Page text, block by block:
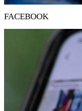
FACEBOOK